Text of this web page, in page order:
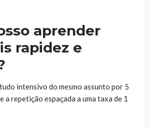
aprender
rapidez e
intensivo do mesmo assunto por 5
a repetição espaçada a uma taxa de 1